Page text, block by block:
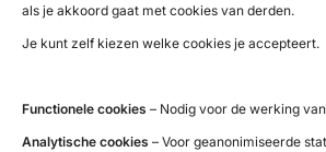
als je akkoord gaat met cookies van derden.
Je kunt zelf kiezen welke cookies je accepteert.
Functionele cookies – Nodig voor de werking
Analytische cookies – Voor geanonimiseerde